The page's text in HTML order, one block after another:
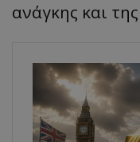
ανάγκης και